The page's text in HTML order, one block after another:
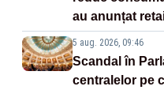
au anunțat
5 aug. 2026, 09:46
Scandal în
centralelor pe